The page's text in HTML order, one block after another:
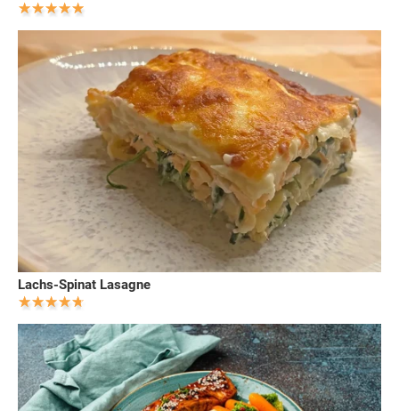
Lachs-Spinat Lasagne